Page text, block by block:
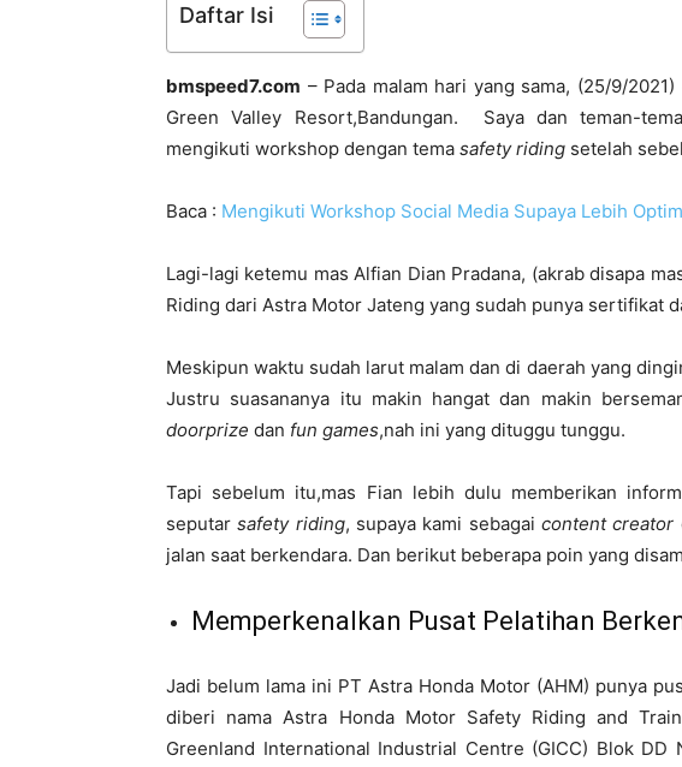
Daftar Isi
bmspeed7.com – Pada malam hari yang sama, (25/9/
Green Valley Resort,Bandungan. Saya dan teman-
mengikuti workshop dengan tema safety riding setelah
Baca : Mengikuti Workshop Social Media Supaya Lebih
Lagi-lagi ketemu mas Alfian Dian Pradana, (akrab disapa
Riding dari Astra Motor Jateng yang sudah punya sertifikat
Meskipun waktu sudah larut malam dan di daerah yang
Justru suasananya itu makin hangat dan makin
doorprize dan fun games,nah ini yang dituggu tunggu.
Tapi sebelum itu,mas Fian lebih dulu memberikan
seputarsafety riding, supaya kami sebagaicontent creator
jalan saat berkendara. Dan berikut beberapa poin yang
Memperkenalkan Pusat Pelatihan
Jadi belum lama ini PT Astra Honda Motor (AHM) punya
diberi namaAstra Honda Motor Safety Ridingand
Greenland International Industrial Centre (GICC) Blok DD